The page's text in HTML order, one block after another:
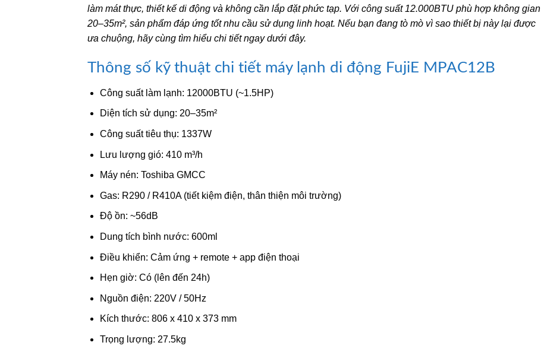
làm mát thực, thiết kế di động và không cần lắp đặt phức tạp. Với công suất 12.000BTU phù hợp không gian
20–35m², sản phẩm đáp ứng tốt nhu cầu sử dụng linh hoạt. Nếu bạn đang tò mò vì sao thiết bị này lại được
ưa chuộng, hãy cùng tìm hiểu chi tiết ngay dưới đây.
Thông số kỹ thuật chi tiết máy lạnh di động FujiE MPAC12B
Công suất làm lạnh: 12000BTU (~1.5HP)
Diện tích sử dụng: 20–35m²
Công suất tiêu thụ: 1337W
Lưu lượng gió: 410 m³/h
Máy nén: Toshiba GMCC
Gas: R290 / R410A (tiết kiệm điện, thân thiện môi trường)
Độ ồn: ~56dB
Dung tích bình nước: 600ml
Điều khiển: Cảm ứng + remote + app điện thoại
Hẹn giờ: Có (lên đến 24h)
Nguồn điện: 220V / 50Hz
Kích thước: 806 x 410 x 373 mm
Trọng lượng: 27.5kg